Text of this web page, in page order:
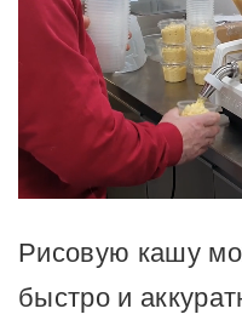
Рисовую кашу
быстро и